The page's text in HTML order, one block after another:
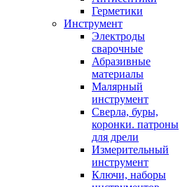
Герметики
Инструмент
Электроды
сварочные
Абразивные
материалы
Малярный
инструмент
Сверла, буры,
коронки. патроны
для дрели
Измерительный
инструмент
Ключи, наборы